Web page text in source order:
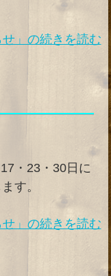
」の続きを読む
・23・30日に
す。
」の続きを読む